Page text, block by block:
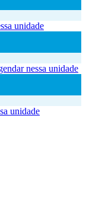
unidade
nessa unidade
unidade